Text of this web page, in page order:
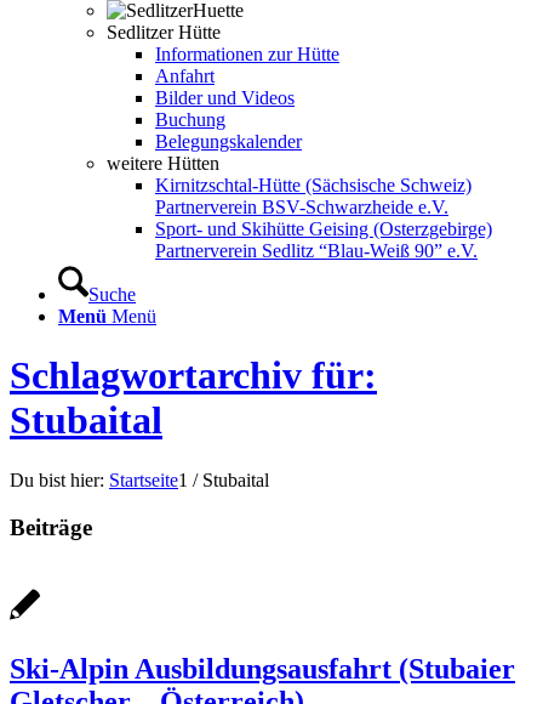
Sedlitzer Hütte
Informationen zur Hütte
Anfahrt
Bilder und Videos
Buchung
Belegungskalender
weitere Hütten
Kirnitzschtal-Hütte (Sächsische Schweiz)
Partnerverein BSV-Schwarzheide e.V.
Sport- und Skihütte Geising (Osterzgebirge)
Partnerverein Sedlitz “Blau-Weiß 90” e.V.
Suche
Menü Menü
Schlagwortarchiv für:
Stubaital
Du bist hier: Startseite1 / Stubaital
Beiträge
Ski-Alpin Ausbildungsausfahrt (Stubaier